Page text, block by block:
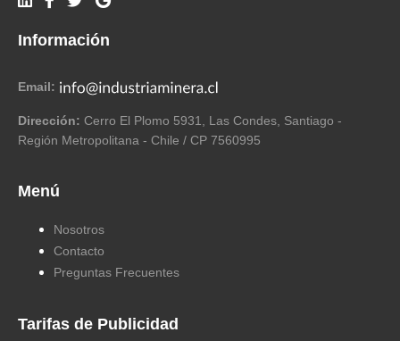
Información
Email:
Dirección: Cerro El Plomo 5931, Las Condes, Santiago -
Región Metropolitana - Chile / CP 7560995
Menú
Nosotros
Contacto
Preguntas Frecuentes
Tarifas de Publicidad